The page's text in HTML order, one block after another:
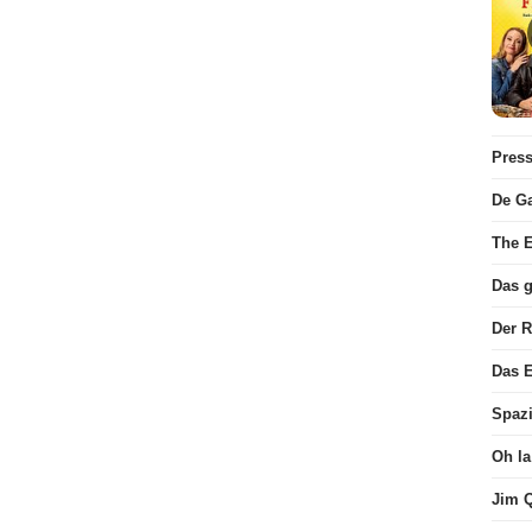
De
The
Das
Der
Das
Oh
Jim